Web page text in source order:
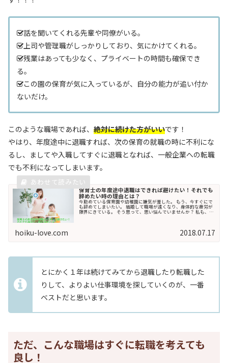
話を聞いてくれる先輩や同僚がいる。
上司や管理職がしっかりしており、気にかけてくれる。
残業はあっても少なく、プライベートの時間も確保でき
る。
この園の保育が気に入っているが、自分の能力が追い付か
ないだけ。
このような職場であれば、 絶対に続けた方がいいです！
やはり、年度途中に退職すれば、次の保育の就職の時に不利にな
るし、ましてや入職してすぐに退職となれば、一般企業への転職
でも不利になってしまいます。
保育士の年度途中退職はできれば避けたい！それでも
辞めたい時の理由とは？
今勤めている保育園や幼稚園に嫌気が差した。 もう、今すぐにで
も辞めてしまいたい。 結婚して職場が遠くなり、身体的な疲労が
限界にきている。 そう思って、思い悩んでいませんか？ 私も、幼
hoiku-love.com 2018.07.17
とにかく１年は続けてみてから退職したり転職した
りして、よりよい仕事環境を探していくのが、一番
ベストだと思います。
ただ、こんな職場はすぐに転職を考えても
良し！